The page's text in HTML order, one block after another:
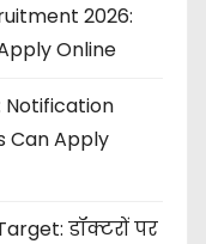
2026:
Online
Notification
Can Apply
डॉक्टरों पर